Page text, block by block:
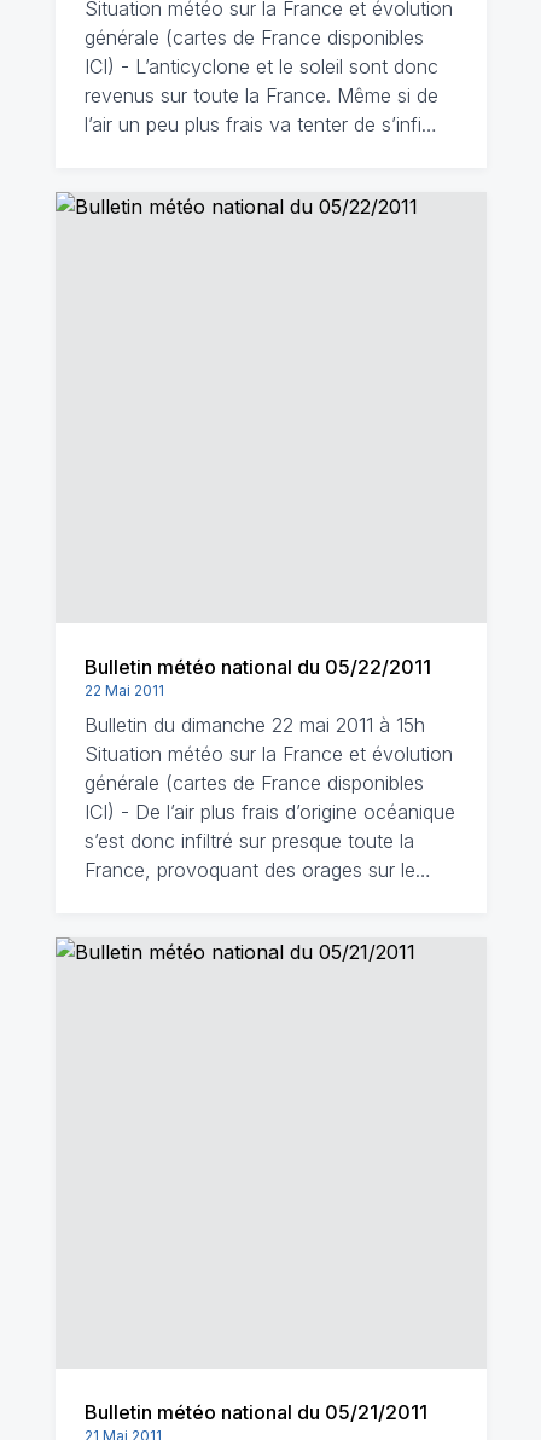
Situation météo sur la France et évolution
générale (cartes de France disponibles
ICI) - L’anticyclone et le soleil sont donc
revenus sur toute la France. Même si de
l’air un peu plus frais va tenter de s’infi…
Bulletin météo national du 05/22/2011
22 Mai 2011
Bulletin du dimanche 22 mai 2011 à 15h
Situation météo sur la France et évolution
générale (cartes de France disponibles
ICI) - De l’air plus frais d’origine océanique
s’est donc infiltré sur presque toute la
France, provoquant des orages sur le…
Bulletin météo national du 05/21/2011
21 Mai 2011